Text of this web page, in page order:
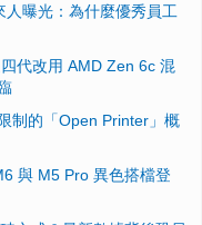
人曝光：為什麼優秀員工
代改用 AMD Zen 6c 混
制的「Open Printer」概
與 M5 Pro 異色搭檔登